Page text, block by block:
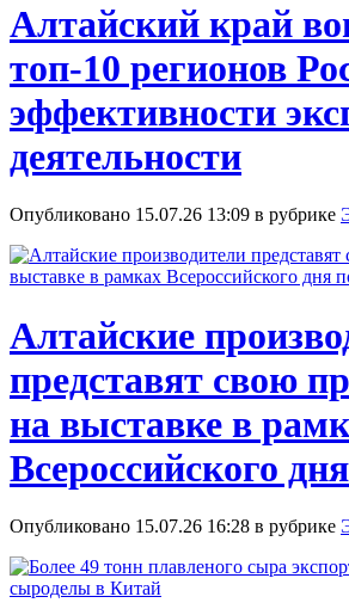
Алтайский край
топ-10 регионов
эффективности
деятельности
Опубликовано 15.07.26 13:09 в рубрике
Алтайские
представят свою
на выставке в
Всероссийского
Опубликовано 15.07.26 16:28 в рубрике